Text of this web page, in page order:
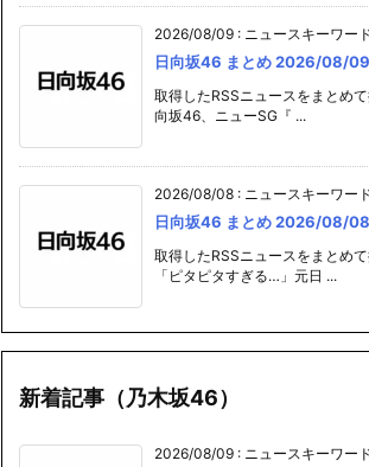
2026/08/09 : ニュースキーワー
日向坂46 まとめ 2026/08/
取得したRSSニュースをまとめ
向坂46、ニューSG『 ...
2026/08/08 : ニュースキーワー
日向坂46 まとめ 2026/08/
取得したRSSニュースをまとめ
「ピタピタすぎる…」元日 ...
新着記事（乃木坂46）
2026/08/09 : ニュースキーワー